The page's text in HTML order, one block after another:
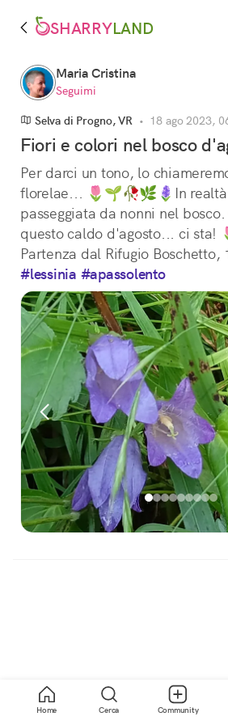
SHARRYLAND
Maria Cristina
Seguimi
Selva di Progno, VR • 18 ago 2023,
Fiori e colori nel bosco
Per darci un tono, lo
florelae... 🌷🌱🥀🌿🪻In realtà
passeggiata da nonni nel
questo caldo d'agosto... ci
Partenza dal Rifugio Boschetto,
#lessinia #apassolento
Home Cerca Community